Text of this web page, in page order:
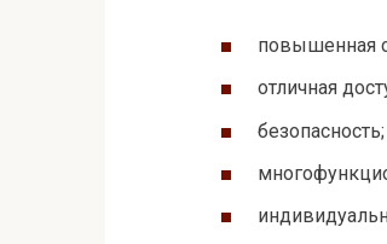
повышенная
отличная
безопасность;